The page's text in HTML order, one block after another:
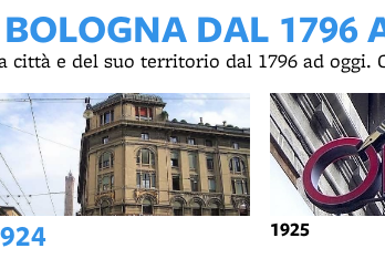
DAL 1796
città e del suo territorio dal 1796 ad
1925